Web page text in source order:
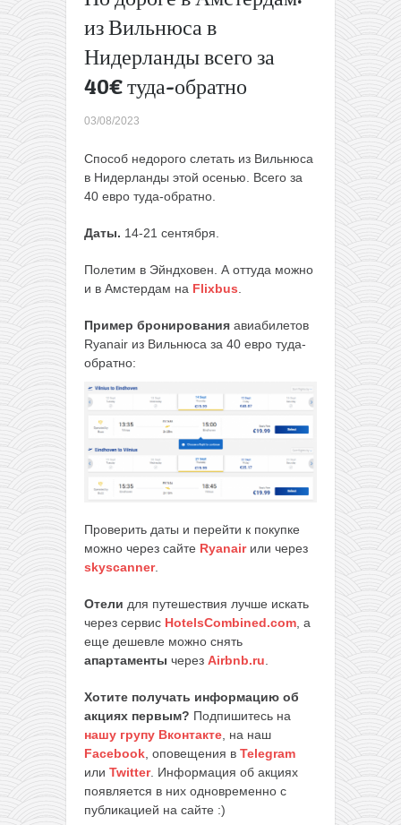
из Вильнюса в
Нидерланды всего за
40€ туда-обратно
03/08/2023
Способ недорого слетать из Вильнюса
в Нидерланды этой осенью. Всего за
40 евро туда-обратно.
Даты. 14-21 сентября.
Полетим в Эйндховен. А оттуда можно
и в Амстердам на Flixbus
Пример бронирования авиабилетов
Ryanair из Вильнюса за 40 евро туда-
обратно:
Проверить даты и перейти к покупке
можно через сайте Ryanairили через
skyscanner.
Отели для путешествия лучше искать
через сервис HotelsCombined.com , а
еще дешевле можно снять
апартаменты через Airbnb.ru
Хотите получать информацию об
акциях первым? Подпишитесь на
нашу групу Вконтакте , на наш
Facebook , оповещения в Telegram
или Twitter. Информация об акциях
появляется в них одновременно с
публикацией на сайте :)